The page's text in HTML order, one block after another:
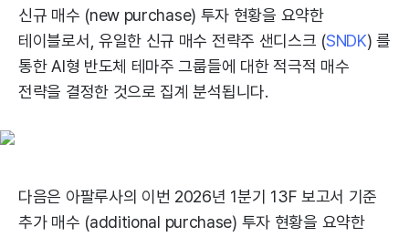
신규 매수 (new purchase) 투자 현황을 요약한
테이블로서, 유일한 신규 매수 전략주 샌디스크 (SNDK) 를
통한 AI형 반도체 테마주 그룹들에 대한 적극적 매수
전략을 결정한 것으로 집계 분석됩니다.
다음은 아팔루사의 이번 2026년 1분기 13F 보고서 기준
추가 매수 (additional purchase) 투자 현황을 요약한